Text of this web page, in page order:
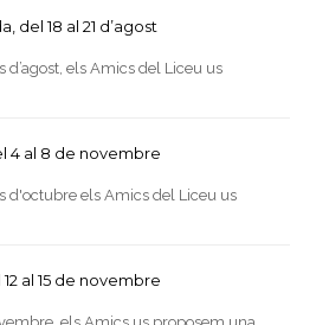
del 18 al 21 d’agost
d’agost, els Amics del Liceu us
4 al 8 de novembre
d'octubre els Amics del Liceu us
al 15 de novembre